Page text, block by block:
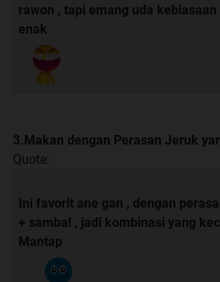
rawon , tapi emang uda
enak
3.Makan dengan Perasan Jeruk
Quote:
Ini favorit ane gan , dengan
+ sambal , jadi kombinasi yang
Mantap